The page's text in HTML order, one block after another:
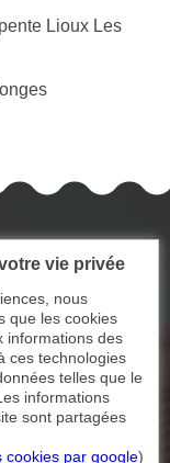
Lioux Les
vie privée
nous
que les cookies
informations des
ces technologies
telles que le
informations
sont partagées
cookies par google)